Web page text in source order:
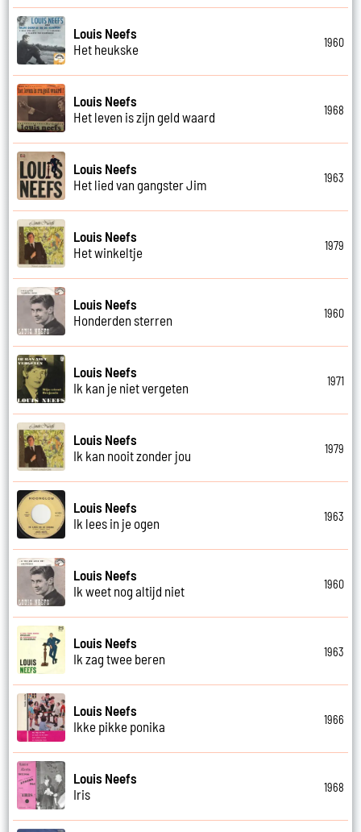
Louis Neefs
Het heukske
1960
Louis Neefs
Het leven is zijn geld waard
1968
Louis Neefs
Het lied van gangster Jim
1963
Louis Neefs
Het winkeltje
1979
Louis Neefs
Honderden sterren
1960
Louis Neefs
Ik kan je niet vergeten
1971
Louis Neefs
Ik kan nooit zonder jou
1979
Louis Neefs
Ik lees in je ogen
1963
Louis Neefs
Ik weet nog altijd niet
1960
Louis Neefs
Ik zag twee beren
1963
Louis Neefs
Ikke pikke ponika
1966
Louis Neefs
Iris
1968